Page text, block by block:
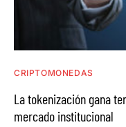
CRIPTOMONEDAS
La tokenización gana
mercado institucional